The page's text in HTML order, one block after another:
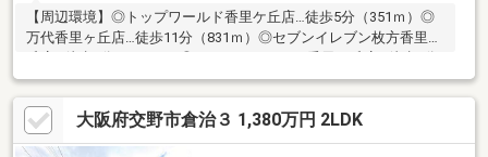
【周辺環境】◎トップワールド香里ケ丘店…徒歩5分（351ｍ）◎
万代香里ヶ丘店…徒歩11分（831ｍ）◎セブンイレブン枚方香里ケ
（304ｍ）◎枚方香里ヶ丘郵便局…徒歩9分（701ｍ）◎枚方市役所
香里ヶ丘支所…徒歩9分（685ｍ）◎開成小学校…徒歩8分（580
ｍ）◎第四中学校…徒歩16分（1248ｍ）◎みずき敬愛保育園…徒
歩8分（590ｍ）
大阪府交野市倉治３ 1,380万円 2LDK